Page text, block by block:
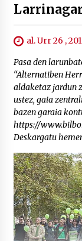
al. Urr 26 ,
Pasa den
“Alternatiben
aldaketaz jardun
ustez, gaia
bazen garaia
https://
Deskargatu